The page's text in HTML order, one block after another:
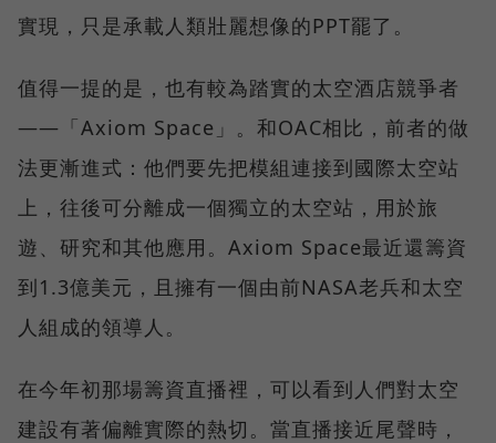
實現，只是承載人類壯麗想像的PPT罷了。
值得一提的是，也有較為踏實的太空酒店競爭者
——「Axiom Space」。和OAC相比，前者的做
法更漸進式：他們要先把模組連接到國際太空站
上，往後可分離成一個獨立的太空站，用於旅
遊、研究和其他應用。Axiom Space最近還籌資
到1.3億美元，且擁有一個由前NASA老兵和太空
人組成的領導人。
在今年初那場籌資直播裡，可以看到人們對太空
建設有著偏離實際的熱切。當直播接近尾聲時，